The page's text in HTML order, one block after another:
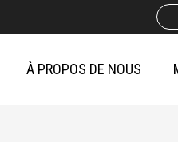
À PROPOS DE NOUS